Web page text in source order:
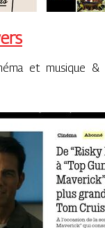
et musique &